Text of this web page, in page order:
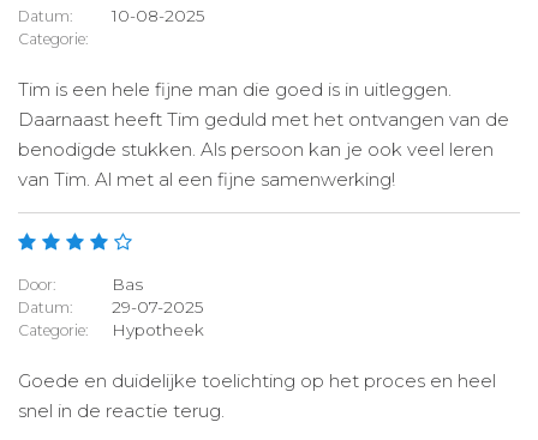
Datum: 10-08-2025
Categorie:
Tim is een hele fijne man die goed is in uitleggen.
Daarnaast heeft Tim geduld met het ontvangen van de
benodigde stukken. Als persoon kan je ook veel leren
van Tim. Al met al een fijne samenwerking!
Door: Bas
Datum: 29-07-2025
Categorie: Hypotheek
Goede en duidelijke toelichting op het proces en heel
snel in de reactie terug.